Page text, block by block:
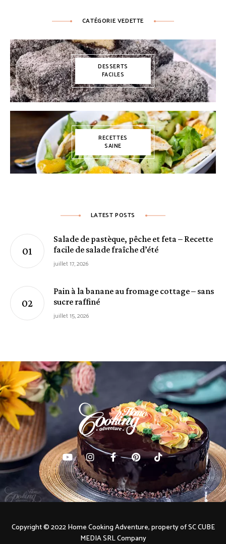
CATÉGORIE VEDETTE
DESSERTS
FACILES
RECETTES
SAINE
LATEST POSTS
Salade de pastèque, pêche et feta – Recette
facile de salade fraîche d’été
juillet 17, 2026
Pain à la banane au fromage cottage – sans
sucre raffiné
juillet 15, 2026
Copyright © 2022 Home Cooking Adventure, property of SC CUBE
MEDIA SRL Company